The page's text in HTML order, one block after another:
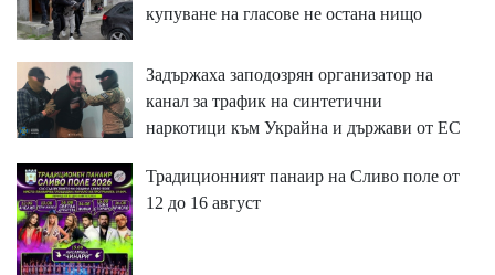
купуване на гласове не остана нищо
Задържаха заподозрян организатор на
канал за трафик на синтетични
наркотици към Украйна и държави от ЕС
Традиционният панаир на Сливо поле от
12 до 16 август